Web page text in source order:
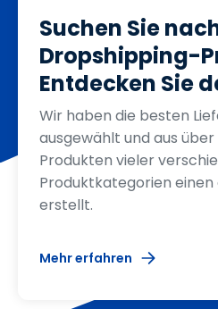
Suchen Sie
Dropshipping-
Entdecken Sie
Wir haben die besten
ausgewählt und aus über
Produkten vieler
Produktkategorien einen
erstellt.
Mehr erfahren